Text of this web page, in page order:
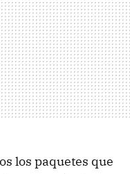
los paquetes que